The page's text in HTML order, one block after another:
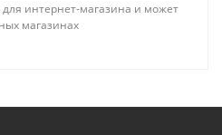
интернет-магазина и может
магазинах